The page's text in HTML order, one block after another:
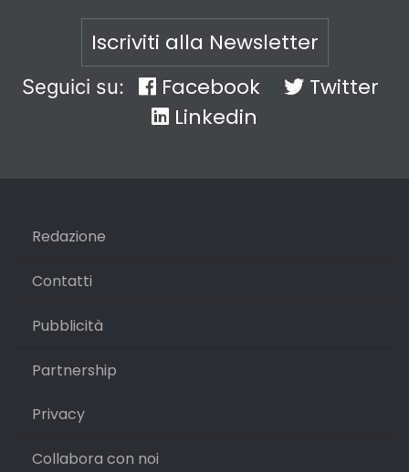
Iscriviti alla Newsletter
Seguici su: Facebook
Twitter
Linkedin
Redazione
Contatti
Pubblicità
Partnership
Privacy
Collabora con noi